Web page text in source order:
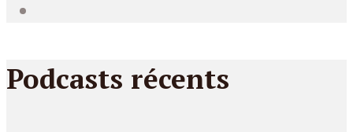
Podcasts récents